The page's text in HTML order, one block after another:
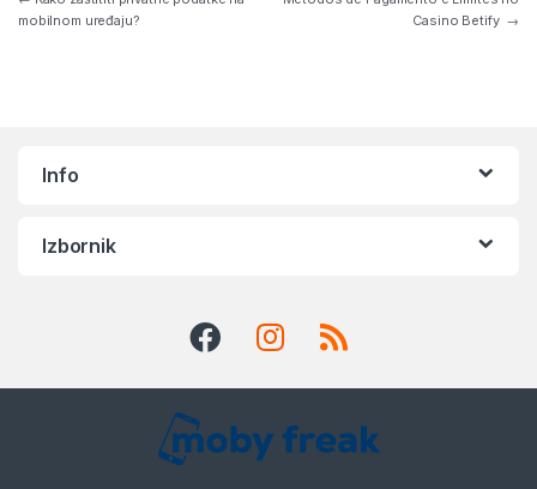
mobilnom uređaju?
Casino Betify →
Info
Izbornik